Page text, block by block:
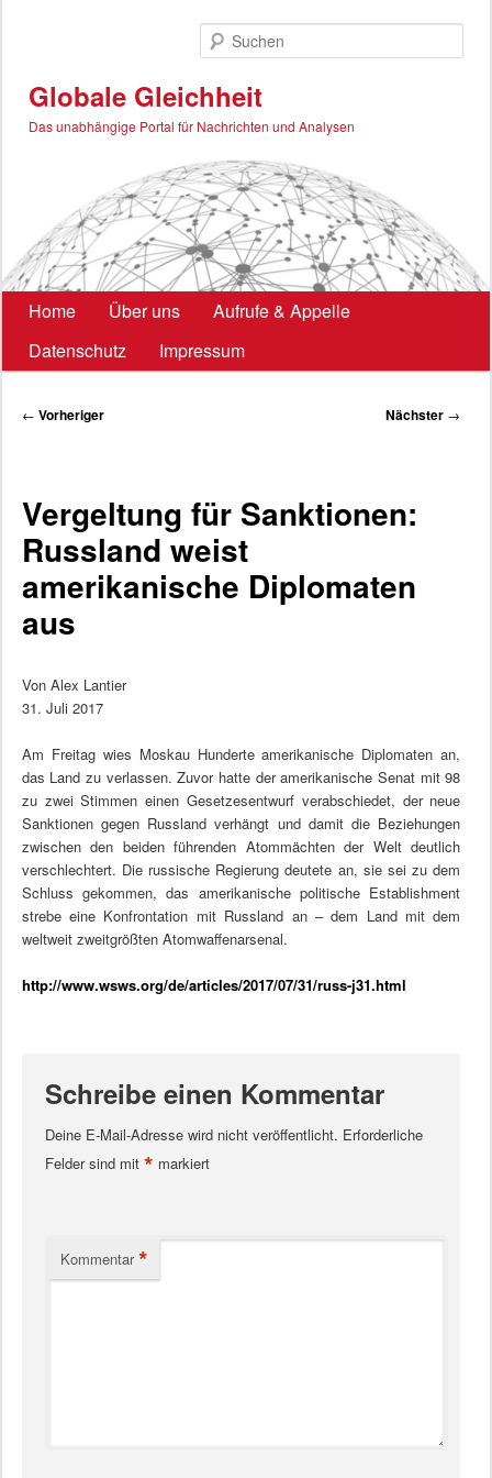
Globale Gleichheit
Das unabhängige Portal für Nachrichten und Analysen
Hauptmenü
Home Über uns
Aufrufe & Appelle
Datenschutz
Impressum
Beitragsnavigation
← Vorheriger Nächster →
Vergeltung für Sanktionen:
Russland weist
amerikanische Diplomaten
aus
Von Alex Lantier
31. Juli 2017
Am Freitag wies Moskau Hunderte amerikanische Diplomaten an,
das Land zu verlassen. Zuvor hatte der amerikanische Senat mit 98
zu zwei Stimmen einen Gesetzesentwurf verabschiedet, der neue
Sanktionen gegen Russland verhängt und damit die Beziehungen
zwischen den beiden führenden Atommächten der Welt deutlich
verschlechtert. Die russische Regierung deutete an, sie sei zu dem
Schluss gekommen, das amerikanische politische Establishment
strebe eine Konfrontation mit Russland an – dem Land mit dem
weltweit zweitgrößten Atomwaffenarsenal.
http://www.wsws.org/de/articles/2017/07/31/russ-j31.html
Schreibe einen Kommentar
Deine E-Mail-Adresse wird nicht veröffentlicht. Erforderliche
Felder sind mit * markiert
Kommentar *